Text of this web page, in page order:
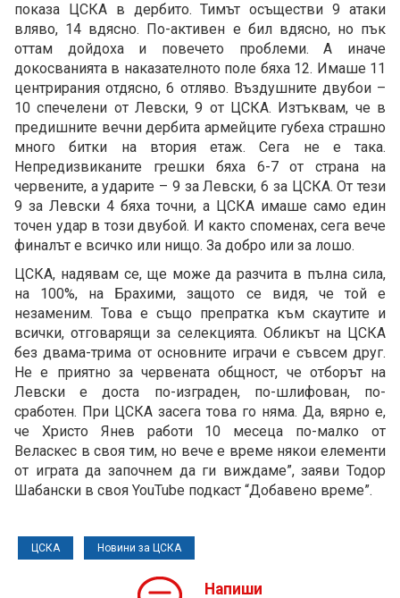
показа ЦСКА в дербито. Тимът осъществи 9 атаки
вляво, 14 вдясно. По-активен е бил вдясно, но пък
оттам дойдоха и повечето проблеми. А иначе
докосванията в наказателното поле бяха 12. Имаше 11
центрирания отдясно, 6 отляво. Въздушните двубои –
10 спечелени от Левски, 9 от ЦСКА. Изтъквам, че в
предишните вечни дербита армейците губеха страшно
много битки на втория етаж. Сега не е така.
Непредизвиканите грешки бяха 6-7 от страна на
червените, а ударите – 9 за Левски, 6 за ЦСКА. От тези
9 за Левски 4 бяха точни, а ЦСКА имаше само един
точен удар в този двубой. И както споменах, сега вече
финалът е всичко или нищо. За добро или за лошо.
ЦСКА, надявам се, ще може да разчита в пълна сила,
на 100%, на Брахими, защото се видя, че той е
незаменим. Това е също препратка към скаутите и
всички, отговарящи за селекцията. Обликът на ЦСКА
без двама-трима от основните играчи е съвсем друг.
Не е приятно за червената общност, че отборът на
Левски е доста по-изграден, по-шлифован, по-
сработен. При ЦСКА засега това го няма. Да, вярно е,
че Христо Янев работи 10 месеца по-малко от
Веласкес в своя тим, но вече е време някои елементи
от играта да започнем да ги виждаме”, заяви Тодор
Шабански в своя YouTube подкаст “Добавено време”.
ЦСКА Новини за ЦСКА
Напиши